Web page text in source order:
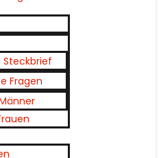
Steckbrief
Fragen